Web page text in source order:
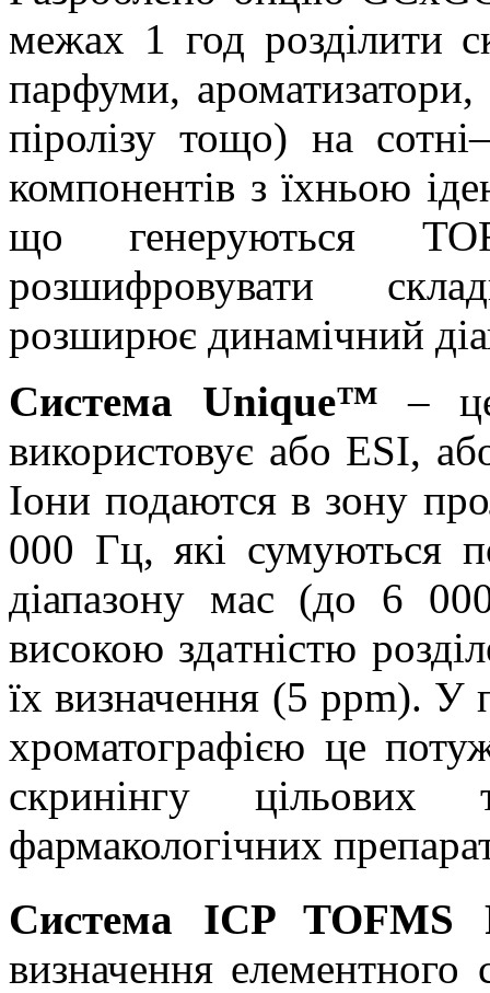
межах 1 год розділити
парфуми,
піролізу тощо) на
компонентів з їхньою
що генеруються
розшифровувати
розширює динамічний
Система Unique™ –
використовує або ESI,
Іони подаются в зону
000 Гц, які сумуються
діапазону мас (до 6
високою здатністю
їх визначення (5 ppm).
хроматографією це
скринінгу
фармакологічних
Система ICP TOFMS
визначення елементного